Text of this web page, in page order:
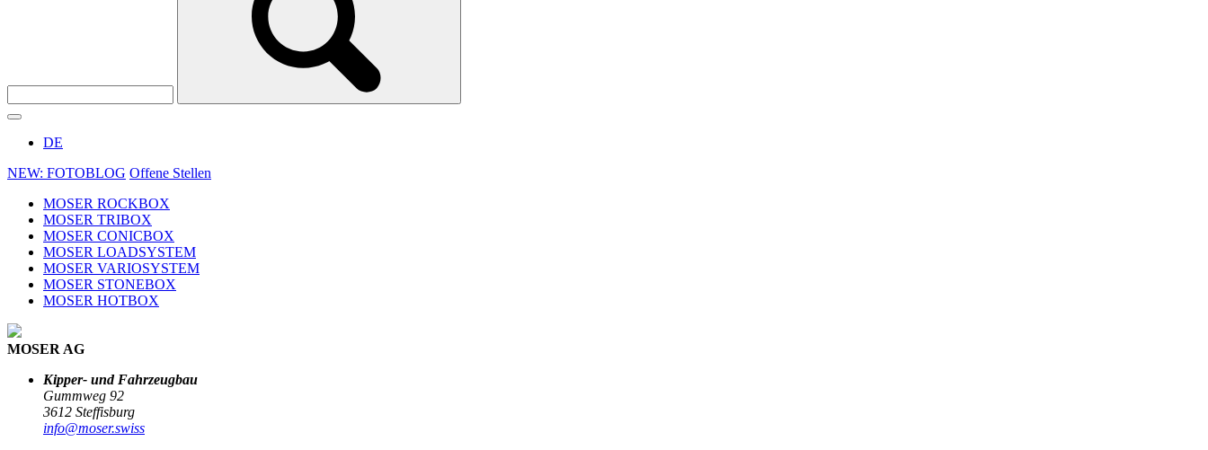
DE
NEW: FOTOBLOG Offene Stellen
MOSER ROCKBOX
MOSER TRIBOX
MOSER CONICBOX
MOSER LOADSYSTEM
MOSER VARIOSYSTEM
MOSER STONEBOX
MOSER HOTBOX
MOSER AG
Kipper- und Fahrzeugbau
Gummweg 92
3612 Steffisburg
info@moser.swiss